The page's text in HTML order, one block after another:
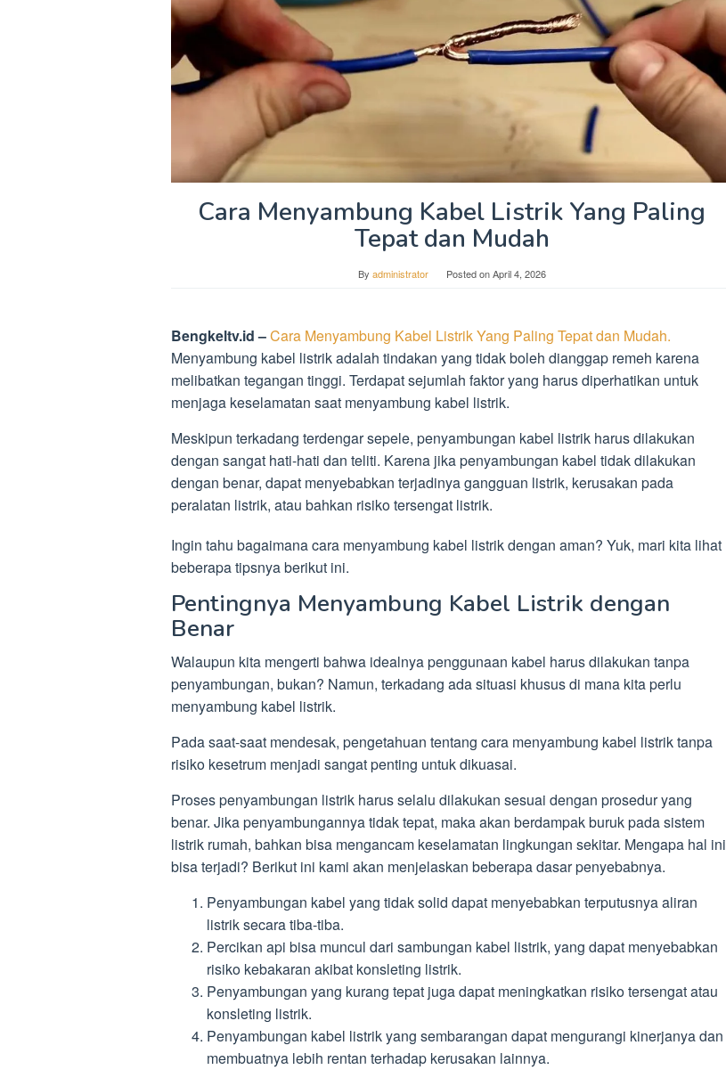
Cara Menyambung Kabel Listrik Yang Paling
Tepat dan Mudah
By administrator Posted onApril 4, 2026
Bengkeltv.id –Cara Menyambung Kabel Listrik Yang Paling Tepat dan Mudah.
Menyambung kabel listrik adalah tindakan yang tidak boleh dianggap remeh karena
melibatkan tegangan tinggi. Terdapat sejumlah faktor yang harus diperhatikan untuk
menjaga keselamatan saat menyambung kabel listrik.
Meskipun terkadang terdengar sepele, penyambungan kabel listrik harus dilakukan
dengan sangat hati-hati dan teliti. Karena jika penyambungan kabel tidak dilakukan
dengan benar, dapat menyebabkan terjadinya gangguan listrik, kerusakan pada
peralatan listrik, atau bahkan risiko tersengat listrik.
Ingin tahu bagaimana cara menyambung kabel listrik dengan aman? Yuk, mari kita lihat
beberapa tipsnya berikut ini.
Pentingnya Menyambung Kabel Listrik dengan
Benar
Walaupun kita mengerti bahwa idealnya penggunaan kabel harus dilakukan tanpa
penyambungan, bukan? Namun, terkadang ada situasi khusus di mana kita perlu
menyambung kabel listrik.
Pada saat-saat mendesak, pengetahuan tentang cara menyambung kabel listrik tanpa
risiko kesetrum menjadi sangat penting untuk dikuasai.
Proses penyambungan listrik harus selalu dilakukan sesuai dengan prosedur yang
benar. Jika penyambungannya tidak tepat, maka akan berdampak buruk pada sistem
listrik rumah, bahkan bisa mengancam keselamatan lingkungan sekitar. Mengapa hal ini
bisa terjadi? Berikut ini kami akan menjelaskan beberapa dasar penyebabnya.
Penyambungan kabel yang tidak solid dapat menyebabkan terputusnya aliran
listrik secara tiba-tiba.
Percikan api bisa muncul dari sambungan kabel listrik, yang dapat menyebabkan
risiko kebakaran akibat konsleting listrik.
Penyambungan yang kurang tepat juga dapat meningkatkan risiko tersengat atau
konsleting listrik.
Penyambungan kabel listrik yang sembarangan dapat mengurangi kinerjanya dan
membuatnya lebih rentan terhadap kerusakan lainnya.